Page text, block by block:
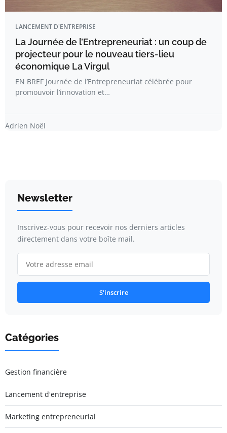
LANCEMENT D'ENTREPRISE
La Journée de l’Entrepreneuriat : un coup de
projecteur pour le nouveau tiers-lieu
économique La Virgul
EN BREF Journée de l’Entrepreneuriat célébrée pour
promouvoir l’innovation et…
Adrien Noël
Newsletter
Inscrivez-vous pour recevoir nos derniers articles
directement dans votre boîte mail.
S'inscrire
Catégories
Gestion financière
Lancement d'entreprise
Marketing entrepreneurial